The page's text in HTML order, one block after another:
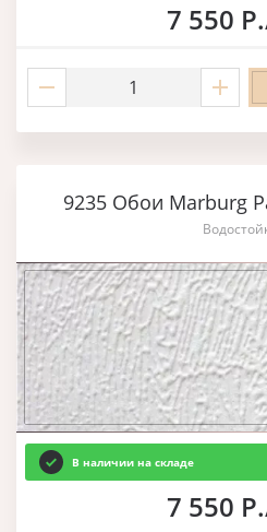
7 550
9235 Обои Marburg
В наличии на складе
7 550